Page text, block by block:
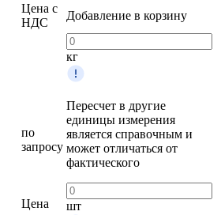
Цена с
НДС
Добавление в корзину
по
запросу
Цена
кг
Пересчет в другие
единицы измерения
является справочным и
может отличаться от
фактического
шт